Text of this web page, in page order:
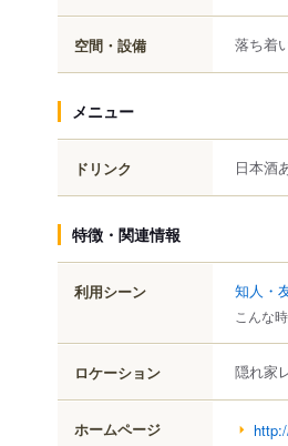
空間・設備 落ち着
メニュー
ドリンク 日本酒
特徴・関連情報
利用シーン 知人・
こんな
ロケーション 隠れ家
ホームページ